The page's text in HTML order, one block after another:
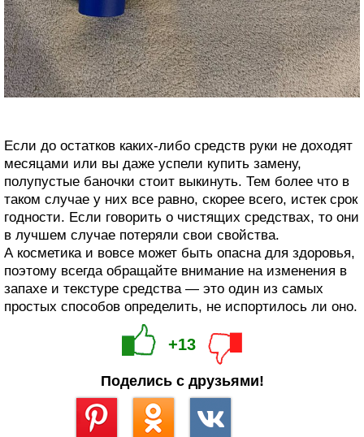
Если до остатков каких-либо средств руки не доходят
месяцами или вы даже успели купить замену,
полупустые баночки стоит выкинуть. Тем более что в
таком случае у них все равно, скорее всего, истек срок
годности. Если говорить о чистящих средствах, то они
в лучшем случае потеряли свои свойства.
А косметика и вовсе может быть опасна для здоровья,
поэтому всегда обращайте внимание на изменения в
запахе и текстуре средства — это один из самых
простых способов определить, не испортилось ли оно.
+13
Поделись с друзьями!